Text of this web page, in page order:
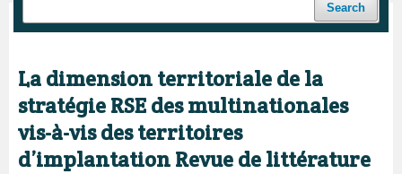
Search
Home / Archives / Vol. 3 No. 2 (2020) / Articles
La dimension territoriale de la
stratégie RSE des multinationales
vis-à-vis des territoires
d’implantation Revue de littérature